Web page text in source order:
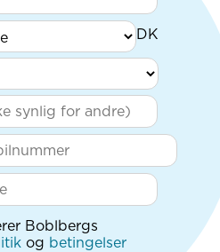
Boblbergs
og betingelser